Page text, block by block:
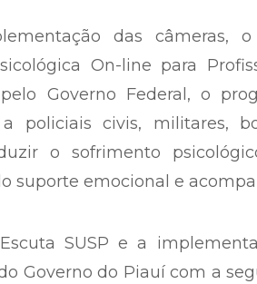
das câmeras,
On-line para
pelo Governo Federal, o
a policiais civis, militares,
o sofrimento
suporte emocional e
SUSP e a
Governo do Piauí com a